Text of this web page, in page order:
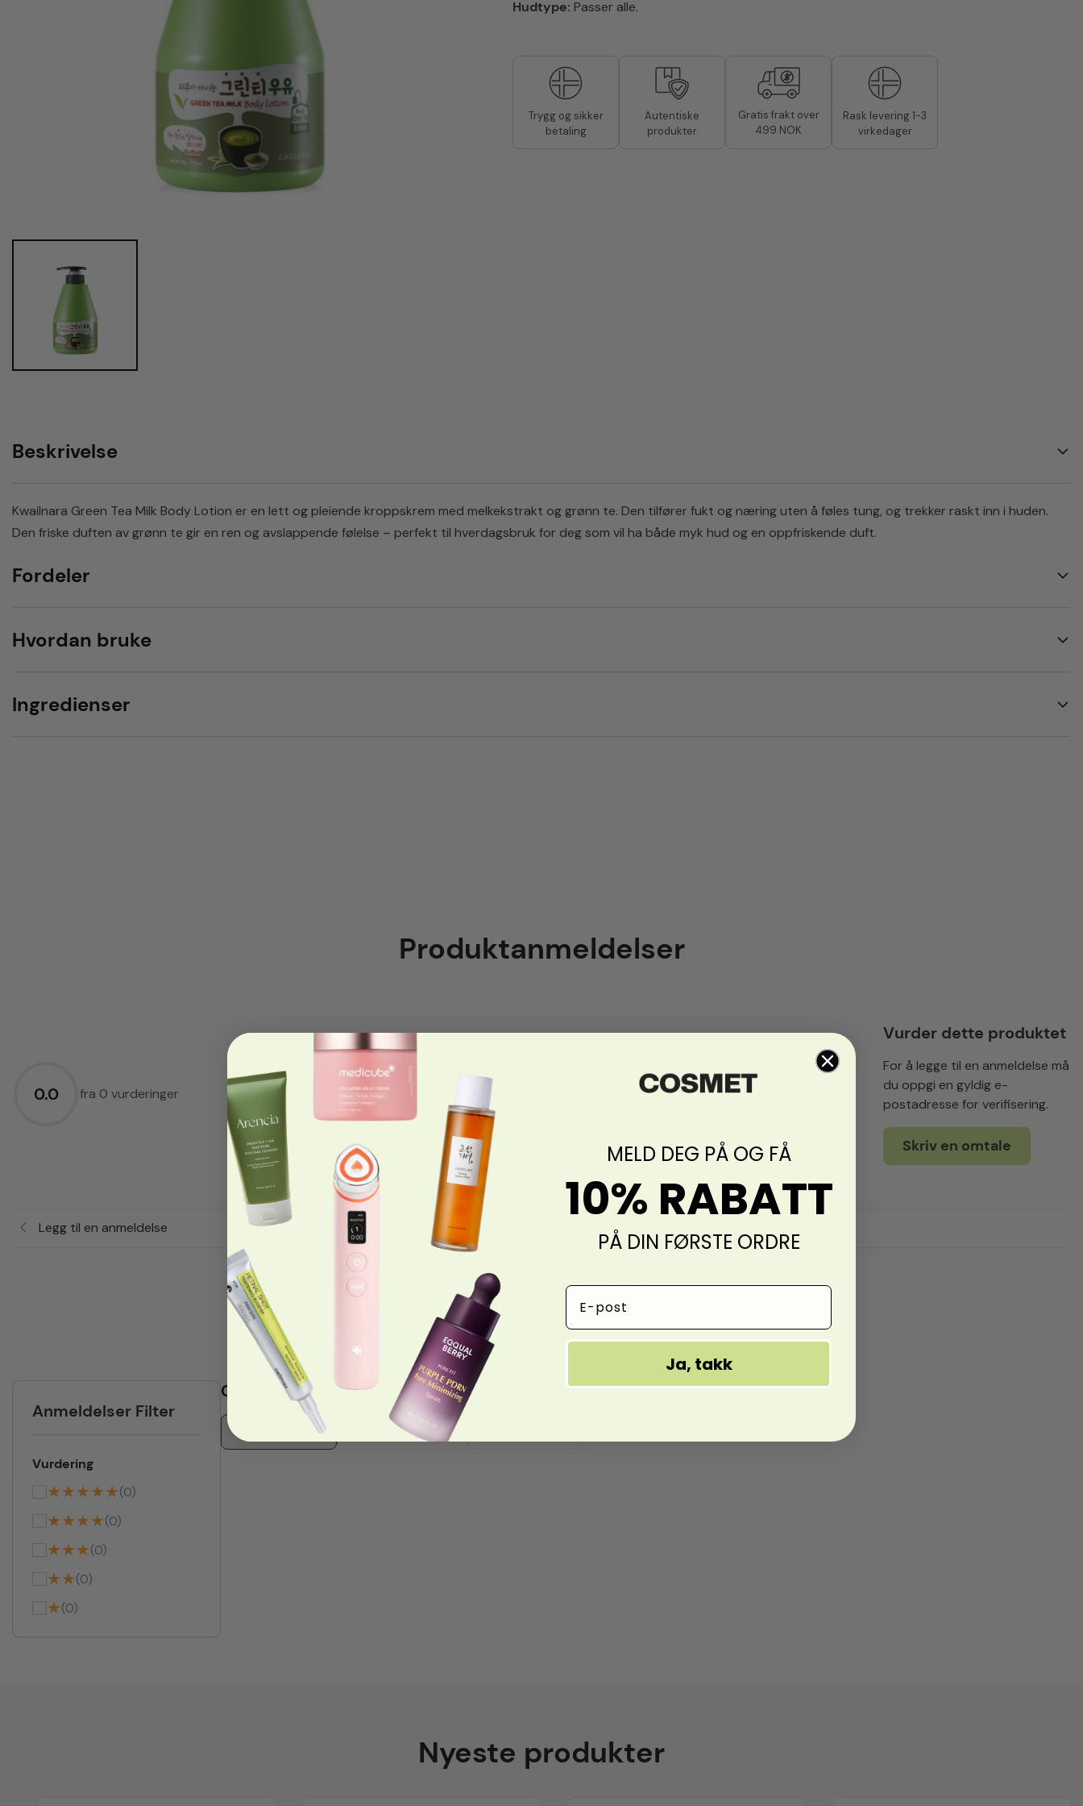
Hudtype:Passer alle.
Trygg og sikker
betaling
Autentiske
produkter
Gratis frakt over
499 NOK
Rask levering 1-3
virkedager
Beskrivelse
Kwailnara Green Tea Milk Body Lotion er en lett og pleiende kroppskrem med melkekstrakt og grønn te. Den tilfører fukt og næring uten å føles tung, og trekker raskt inn i huden.
Den friske duften av grønn te gir en ren og avslappende følelse – perfekt til hverdagsbruk for deg som vil ha både myk hud og en oppfriskende duft.
Fordeler
Hvordan bruke
Ingredienser
Produktanmeldelser
0.0 fra 0 vurderinger
★
0
3.0★
★
★
Vurder dette produktet
For å legge til en anmeldelse må
du oppgi en gyldig e-
postadresse for verifisering.
Skriv en omtale
Legg til en anmeldelse
You must be logged in to post a review
Anmeldelser Filter
Vurdering
★★★★★(0)
★★★★(0)
★★★(0)
★★(0)
★(0)
Gjennomgangslister
Alle Anmeldelser Med Foto Og Video
Nyeste produkter
MELD DEG PÅ OG FÅ
10% RABATT
PÅ DIN FØRSTE ORDRE
Email Address
Ja, takk